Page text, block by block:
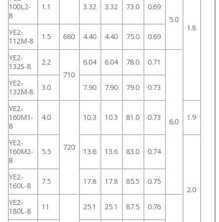
1.8
100L2-
8
1.1 3.32 3.32 73.0
0.69
5.0
YE2-
112M-8
1.5 680 4.40 4.40 75.0 0.69
YE2-
132S-8
2.2
710
6.04 6.04 78.0 0.71
6.0
YE2-
132M-8
3.0 7.90 7.90 79.0 0.73
YE2-
160M1-
8
4.0
720
10.3 10.3 81.0 0.73 1.9
YE2-
160M2-
8
5.5 13.6 13.6 83.0 0.74
2.0
YE2-
160L-8
7.5 17.8 17.8 85.5 0.75
YE2-
180L-8
11 25.1 25.1 87.5 0.76